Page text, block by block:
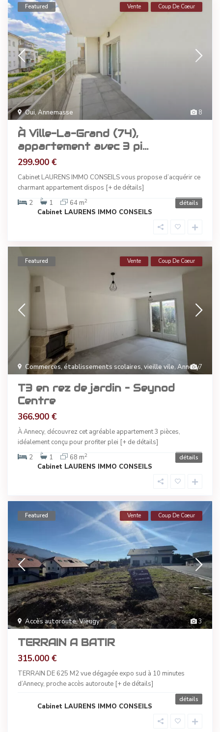
8
Oui,Annemasse
Featured Vente Coup De Coeur
À Ville-La-Grand (74),
appartement avec 3 pi...
299.900 €
Cabinet LAURENS IMMO CONSEILS vous propose d’acquérir ce
charmant appartement dispos [+ de détails]
2
1 64 m2 détails
Cabinet LAURENS IMMO CONSEILS
7
Commerces, établissements scolaires, vieille vile,Annecy
Featured Vente Coup De Coeur
T3 en rez de jardin – Seynod
Centre
366.900 €
À Annecy, découvrez cet agréable appartement 3 pièces,
idéalement conçu pour profiter plei [+ de détails]
2
1 68 m2 détails
Cabinet LAURENS IMMO CONSEILS
3
Accès autoroute,Vieugy
Featured Vente Coup De Coeur
TERRAIN A BATIR
315.000 €
TERRAIN DE 625 M2 vue dégagée expo sud à 10 minutes
d’Annecy, proche accès autoroute [+ de détails]
détails
Cabinet LAURENS IMMO CONSEILS